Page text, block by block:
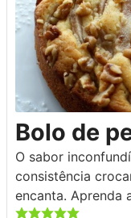
Bolo de
O sabor
consistência
encanta. Aprenda